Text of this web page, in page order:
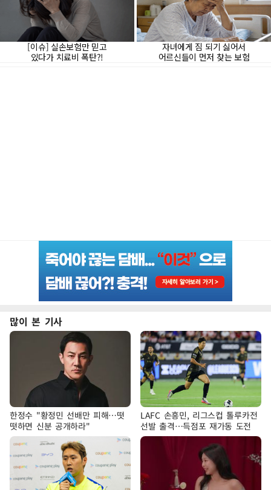
많이 본 기사
한정수 "황정민 선배만 피해…떳
떳하면 신분 공개하라"
LAFC 손흥민, 리그스컵 톨루카전
선발 출격…득점포 재가동 도전